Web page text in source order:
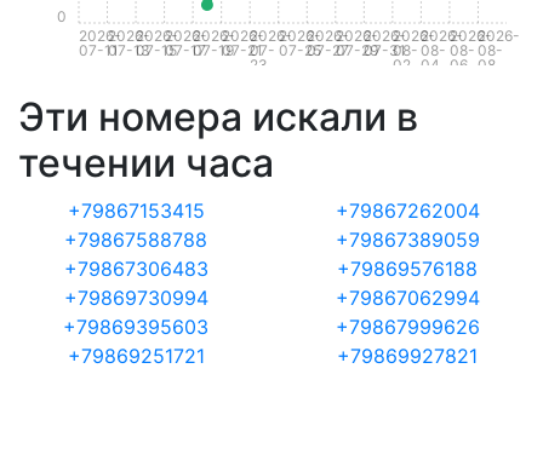
2026-
07-11
2026-
07-13
2026-
07-15
2026-
07-17
2026-
07-19
2026-
07-21
2026-
07-
23
2026-
07-25
2026-
07-27
2026-
07-29
2026-
07-31
2026-
08-
02
2026-
08-
04
2026-
08-
06
2026-
08-
08
0
Эти номера искали в
течении часа
+79867153415
+79867262004
+79867588788
+79867389059
+79867306483
+79869576188
+79869730994
+79867062994
+79869395603
+79867999626
+79869251721
+79869927821